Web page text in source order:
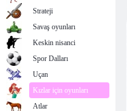
Strateji
Savaş oyunları
Keskin nisanci
Spor Dalları
Uçan
Kızlar için oyunları
Atlar